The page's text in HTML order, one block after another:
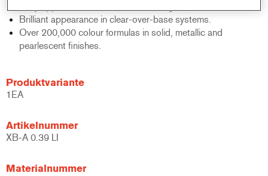
Brilliant appearance in clear-over-base systems.
Over 200,000 colour formulas in solid, metallic and
pearlescent finishes.
Produktvariante
1EA
Artikelnummer
XB-A 0.39 LI
Materialnummer